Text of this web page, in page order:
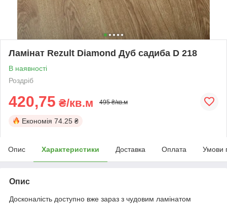
Ламінат Rezult Diamond Дуб садиба D 218
В наявності
Роздріб
420,75 ₴/кв.м 495 ₴/кв.м
Економія 74.25 ₴
Опис Характеристики Доставка Оплата Умови
Опис
Досконалість доступно вже зараз з чудовим ламінатом